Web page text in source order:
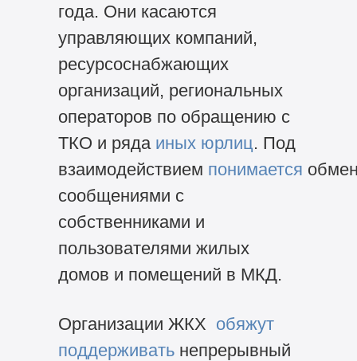
года. Они касаются
управляющих компаний,
ресурсоснабжающих
организаций, региональных
операторов по обращению с
ТКО и ряда иных юрлиц. Под
взаимодействием понимается
сообщениями с
собственниками и
пользователями жилых
домов и помещений в МКД.
Организации ЖКХ обяжут
поддерживатьнепрерывный